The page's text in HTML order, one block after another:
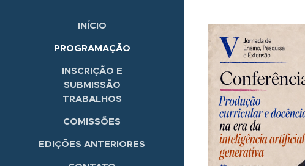
INÍCIO
PROGRAMAÇÃO
INSCRIÇÃO E
SUBMISSÃO
TRABALHOS
COMISSÕES
EDIÇÕES ANTERIORES